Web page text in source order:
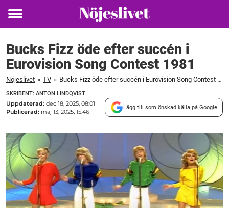
Toggle
Bucks Fizz öde efter succén i
Eurovision Song Contest 1981
Nöjeslivet » TV » Bucks Fizz öde efter succén i Eurovision Song Contest 1981
SKRIBENT: ANTON LINDQVIST
Uppdaterad: dec 18, 2025, 08:01
Publicerad: maj 13, 2025, 15:46
Lägg till som önskad källa på Google